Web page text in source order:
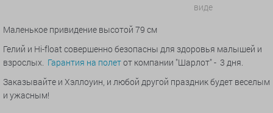
виде
Маленькое привидение высотой 79 см
Гелий и Hi-float совершенно безопасны для здоровья малышей и
взрослых. Гарантия на полетот компании "Шарлот" - 3 дня.
Заказывайте и Хэллоуин, и любой другой праздник будет веселым
и ужасным!